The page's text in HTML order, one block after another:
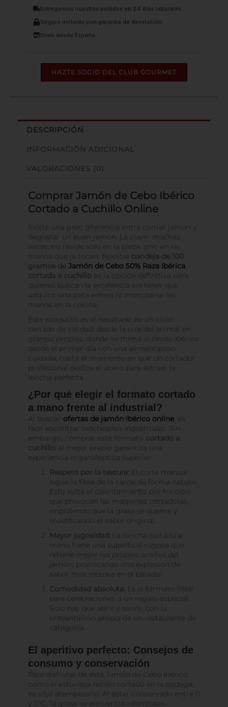
Entregamos nuestros pedidos en 2-4 días laborales.
Seguro incluido con garantía de devolución.
Envío desde España
HAZTE SOCIO DEL CLUB GOURMET
DESCRIPCIÓN
INFORMACIÓN ADICIONAL
VALORACIONES (0)
Comprar Jamón de Cebo Ibérico
Cortado a Cuchillo Online
Existe una gran diferencia entre comer jamón y
degustar un buen jamón. La clave, muchas
veces, no reside solo en la pieza, sino en las
manos que la tocan. Nuestra bandeja de 100
gramos de Jamón de Cebo 50% Raza Ibérica
cortada a cuchillo es la opción definitiva para
quienes buscan la excelencia sin tener que
adquirir una pata entera ni mancharse las
manos en la cocina.
Este producto es el resultado de un ciclo
cerrado de calidad: desde la cría del animal en
granjas propias, donde se mima al cerdo ibérico
desde el primer día con una alimentación
cuidada, hasta el momento en que un cortador
profesional desliza el acero para extraer la
loncha perfecta.
¿Por qué elegir el formato cortado
a mano frente al industrial?
Al buscar ofertas de jamón ibérico online , es
fácil encontrar loncheados industriales. Sin
embargo, comprar este formato cortado a
cuchillo al mejor precio garantiza una
experiencia organoléptica superior.
Respeto por la textura: El corte manual
sigue la fibra de la carne de forma natural.
Esto evita el calentamiento por fricción
que provocan las máquinas cortadoras,
impidiendo que la grasa se queme y
modificando el sabor original.
Mayor jugosidad: La loncha cortada a
mano tiene una superficie rugosa que
retiene mejor los propios aceites del
jamón, provocando una explosión de
sabor más intensa en el paladar.
Comodidad absoluta: Es el formato ideal
para celebraciones o un regalo especial.
Solo hay que abrir y servir, con la
presentación propia de un restaurante de
categoría.
El aperitivo perfecto: Consejos de
consumo y conservación
Para disfrutar de este Jamón de Cebo Ibérico
como si estuviera recién cortado en la bodega,
es vital atemperarlo. Al estar conservado entre 0
y 5ºC, la grasa se encuentra «dormida».